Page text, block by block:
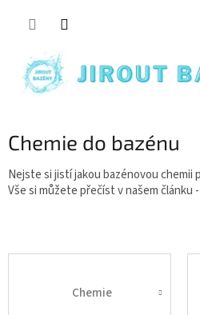
Chemie do bazénu
Nejste si jistí jakou bazénovou chemii
Vše si můžete přečíst v našem článku -
Chemie